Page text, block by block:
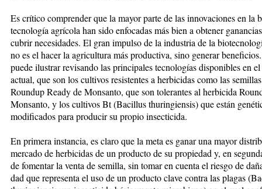
Es crítico comprender que la mayor parte de las innovaciones en la
tecnología agrícola han sido enfo­ca­das más bien a obtener
cubrir necesidades. El gran im­pul­so de la industria de la
no es el hacer la agricultura más pro­­duc­tiva, sino generar
puede ilustrar revi­san­do las principales tecnologías dis­po­­ni­bles en
actual, que son los cul­tivos resistentes a her­bi­ci­das como las
Round­up Ready de Monsanto, que son tolerantes al her­bi­­ci­da
Monsanto, y los cul­tivos Bt (Bacillus thuringien­sis) que es­tán
modificados para producir su propio insecticida.
En primera ins­tancia, es claro que la meta es ganar una mayor
mercado de her­bicidas de un producto de su propiedad y, en
de fomentar la venta de se­mi­lla, sin tomar en cuenta el ries­go de
dad que representa el uso de un pro­­duc­to clave contra las plagas